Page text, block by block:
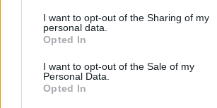
not limited to your visit or usage behaviour.
grant or deny consent to Google and its
use your data for below specified purposes
consent section.
I want to opt-out of the Sharing of my
personal data.
Opted In
I want to opt-out of the Sale of my
Personal Data.
Opted In
„Borzalmas csapás érte
gettónkat. A legdrágább